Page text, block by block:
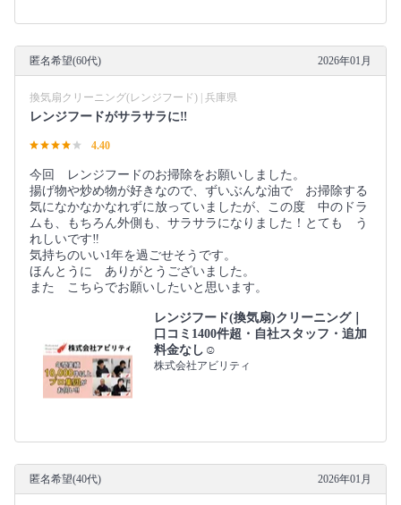
匿名希望(60代) 2026年01月
換気扇クリーニング(レンジフード) | 兵庫県
レンジフードがサラサラに‼︎
4.40
今回 レンジフードのお掃除をお願いしました。
揚げ物や炒め物が好きなので、ずいぶんな油で お掃除する
気になかなかなれずに放っていましたが、この度 中のドラ
ムも、もちろん外側も、サラサラになりました！とても う
れしいです‼︎
気持ちのいい1年を過ごせそうです。
ほんとうに ありがとうございました。
また こちらでお願いしたいと思います。
レンジフード(換気扇)クリーニング｜
口コミ1400件超・自社スタッフ・追加
料金なし☺️
株式会社アビリティ
匿名希望(40代) 2026年01月